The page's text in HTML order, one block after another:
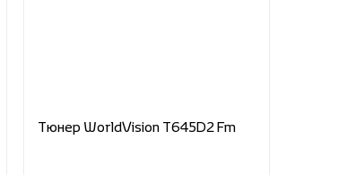
Тюнер WorldVision T645D2 Fm